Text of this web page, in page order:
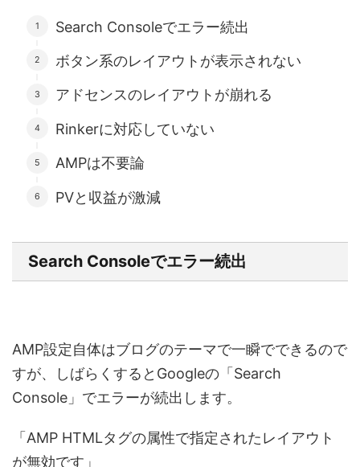
Search Consoleでエラー続出
ボタン系のレイアウトが表示されない
アドセンスのレイアウトが崩れる
Rinkerに対応していない
AMPは不要論
PVと収益が激減
Search Consoleでエラー続出
AMP設定自体はブログのテーマで一瞬でできるので
すが、しばらくするとGoogleの「Search
Console」でエラーが続出します。
「AMP HTMLタグの属性で指定されたレイアウト
が無効です」